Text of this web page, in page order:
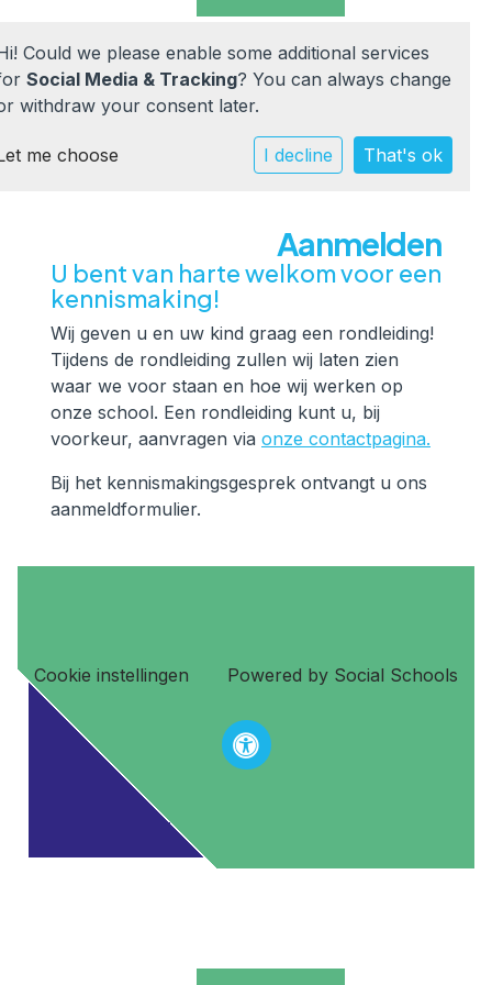
Home
Praktische info
Werken bij
Documenten
Aanmelden
U bent van harte welkom voor een
kennismaking!
Wij geven u en uw kind graag een rondleiding!
Tijdens de rondleiding zullen wij laten zien
waar we voor staan en hoe wij werken op
onze school. Een rondleiding kunt u, bij
voorkeur, aanvragen via onze contactpagina.
Bij het kennismakingsgesprek ontvangt u ons
aanmeldformulier.
Cookie instellingen Powered by Social Schools
Could we please enable some additional services
Social Media & Tracking? You can always change
withdraw your consent later.
me choose I decline That's ok